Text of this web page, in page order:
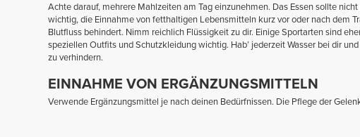
Achte darauf, mehrere Mahlzeiten am Tag einzunehmen. Das Essen sollte
wichtig, die Einnahme von fetthaltigen Lebensmitteln kurz vor oder nach dem
Blutfluss behindert. Nimm reichlich Flüssigkeit zu dir. Einige Sportarten sind
speziellen Outfits und Schutzkleidung wichtig. Hab’ jederzeit Wasser bei dir
zu verhindern.
EINNAHME VON ERGÄNZUNGSMITTELN
Verwende Ergänzungsmittel je nach deinen Bedürfnissen. Die Pflege der